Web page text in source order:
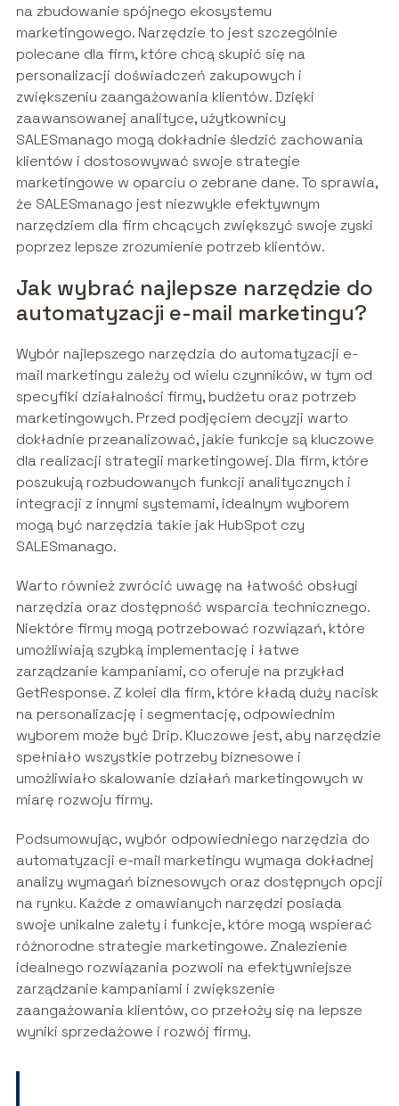
na zbudowanie spójnego ekosystemu
marketingowego. Narzędzie to jest szczególnie
polecane dla firm, które chcą skupić się na
personalizacji doświadczeń zakupowych i
zwiększeniu zaangażowania klientów. Dzięki
zaawansowanej analityce, użytkownicy
SALESmanago mogą dokładnie śledzić zachowania
klientów i dostosowywać swoje strategie
marketingowe w oparciu o zebrane dane. To sprawia,
że SALESmanago jest niezwykle efektywnym
narzędziem dla firm chcących zwiększyć swoje zyski
poprzez lepsze zrozumienie potrzeb klientów.
Jak wybrać najlepsze narzędzie do
automatyzacji e-mail marketingu?
Wybór najlepszego narzędzia do automatyzacji e-
mail marketingu zależy od wielu czynników, w tym od
specyfiki działalności firmy, budżetu oraz potrzeb
marketingowych. Przed podjęciem decyzji warto
dokładnie przeanalizować, jakie funkcje są kluczowe
dla realizacji strategii marketingowej. Dla firm, które
poszukują rozbudowanych funkcji analitycznych i
integracji z innymi systemami, idealnym wyborem
mogą być narzędzia takie jak HubSpot czy
SALESmanago.
Warto również zwrócić uwagę na łatwość obsługi
narzędzia oraz dostępność wsparcia technicznego.
Niektóre firmy mogą potrzebować rozwiązań, które
umożliwiają szybką implementację i łatwe
zarządzanie kampaniami, co oferuje na przykład
GetResponse. Z kolei dla firm, które kładą duży nacisk
na personalizację i segmentację, odpowiednim
wyborem może być Drip. Kluczowe jest, aby narzędzie
spełniało wszystkie potrzeby biznesowe i
umożliwiało skalowanie działań marketingowych w
miarę rozwoju firmy.
Podsumowując, wybór odpowiedniego narzędzia do
automatyzacji e-mail marketingu wymaga dokładnej
analizy wymagań biznesowych oraz dostępnych opcji
na rynku. Każde z omawianych narzędzi posiada
swoje unikalne zalety i funkcje, które mogą wspierać
różnorodne strategie marketingowe. Znalezienie
idealnego rozwiązania pozwoli na efektywniejsze
zarządzanie kampaniami i zwiększenie
zaangażowania klientów, co przełoży się na lepsze
wyniki sprzedażowe i rozwój firmy.